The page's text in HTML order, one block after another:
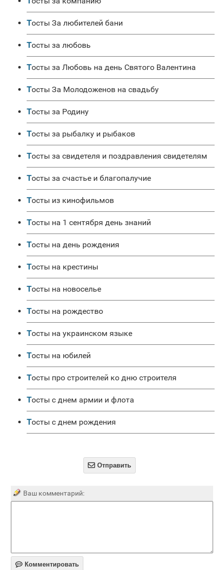
Тосты За любителей бани
Тосты за любовь
Тосты за Любовь на день Святого Валентина
Тосты За Молодоженов на свадьбу
Тосты за Родину
Тосты за рыбалку и рыбаков
Тосты за свидетеля и поздравления свидетелям
Тосты за счастье и благопалучие
Тосты из кинофильмов
Тосты на 1 сентября день знаний
Тосты на день рождения
Тосты на крестины
Тосты на новоселье
Тосты на рождество
Тосты на украинском языке
Тосты на юбилей
Тосты про строителей ко дню строителя
Тосты с днем армии и флота
Тосты с днем рождения
 Отправить
Ваш комментарий:
 Комментировать